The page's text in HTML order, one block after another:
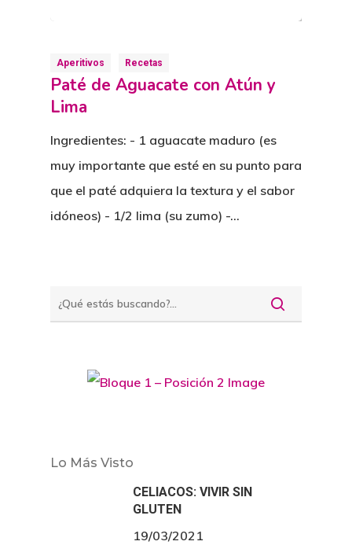
Aperitivos Recetas
Paté de Aguacate con Atún y
Lima
Ingredientes: - 1 aguacate maduro (es
muy importante que esté en su punto para
que el paté adquiera la textura y el sabor
idóneos) - 1/2 lima (su zumo) -…
Lo Más Visto
CELIACOS: VIVIR SIN
GLUTEN
19/03/2021